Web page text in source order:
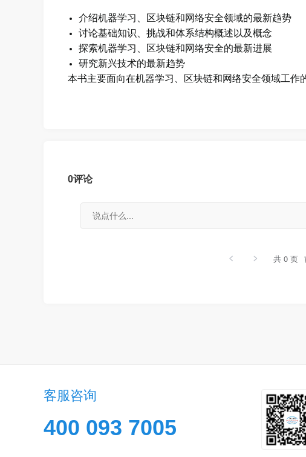
介绍机器学习、区块链和网络安全领域的最新趋势
讨论基础知识、挑战和体系结构概述以及概念
探索机器学习、区块链和网络安全的最新进展
研究新兴技术的最新趋势
本书主要面向在机器学习、区块链和网络安全领域工作
0评论
共 0 页
客服咨询
400 093 7005